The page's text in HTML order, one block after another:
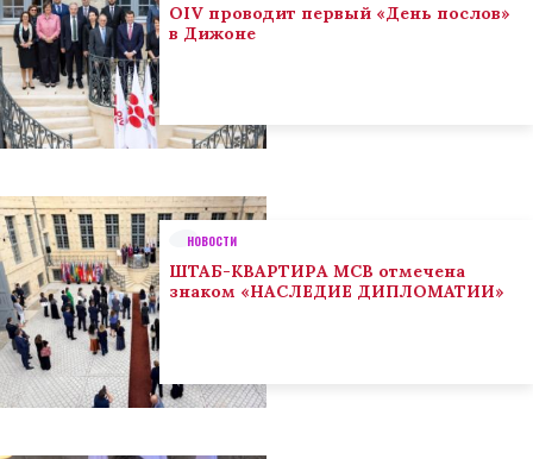
OIV проводит первый «День послов»
в Дижоне
НОВОСТИ
ШТАБ-КВАРТИРА МСВ отмечена
знаком «НАСЛЕДИЕ ДИПЛОМАТИИ»